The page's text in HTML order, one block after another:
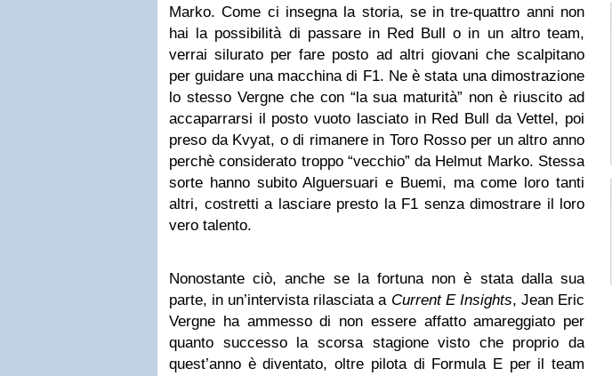
Marko. Come ci insegna la storia, se in tre-quattro anni non
hai la possibilità di passare in Red Bull o in un altro team,
verrai silurato per fare posto ad altri giovani che scalpitano
per guidare una macchina di F1. Ne è stata una dimostrazione
lo stesso Vergne che con “la sua maturità” non è riuscito ad
accaparrarsi il posto vuoto lasciato in Red Bull da Vettel, poi
preso da Kvyat, o di rimanere in Toro Rosso per un altro anno
perchè considerato troppo “vecchio” da Helmut Marko. Stessa
sorte hanno subito Alguersuari e Buemi, ma come loro tanti
altri, costretti a lasciare presto la F1 senza dimostrare il loro
vero talento.
Nonostante ciò, anche se la fortuna non è stata dalla sua
parte, in un’intervista rilasciata a Current E Insights, Jean Eric
Vergne ha ammesso di non essere affatto amareggiato per
quanto successo la scorsa stagione visto che proprio da
quest’anno è diventato, oltre pilota di Formula E per il team